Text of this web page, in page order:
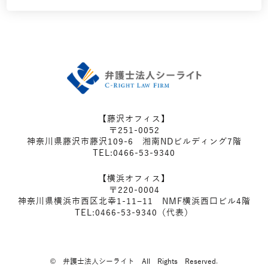
【藤沢オフィス】
〒251-0052
神奈川県藤沢市藤沢109-6 湘南NDビルディング7階
TEL:0466-53-9340
【横浜オフィス】
〒220-0004
神奈川県横浜市西区北幸1-11−11 NMF横浜西口ビル4階
TEL:0466-53-9340（代表）
© 弁護士法人シーライト All Rights Reserved.